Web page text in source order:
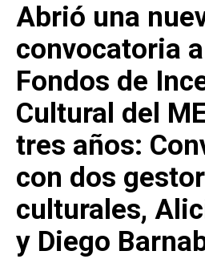
Abrió una
convocatoria
Fondos de
Cultural del
tres años:
con dos
culturales,
y Diego